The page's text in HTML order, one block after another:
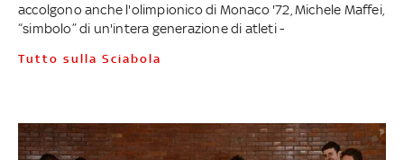
accolgono anche l'olimpionico di Monaco '72, Michele Maffei,
“simbolo” di un'intera generazione di atleti -
Tutto sulla Sciabola